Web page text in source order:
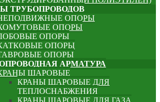
ТРУБОПРОВОДОВ
ОПОРЫ
ОПОРЫ
ОПОРЫ
ОПОРЫ
ОПОРЫ
АРМАТУРА
ШАРОВЫЕ
КРАНЫ ШАРОВЫЕ ДЛЯ
ТЕПЛОСНАБЖЕНИЯ
КРАНЫ ШАРОВЫЕ ДЛЯ ГАЗА